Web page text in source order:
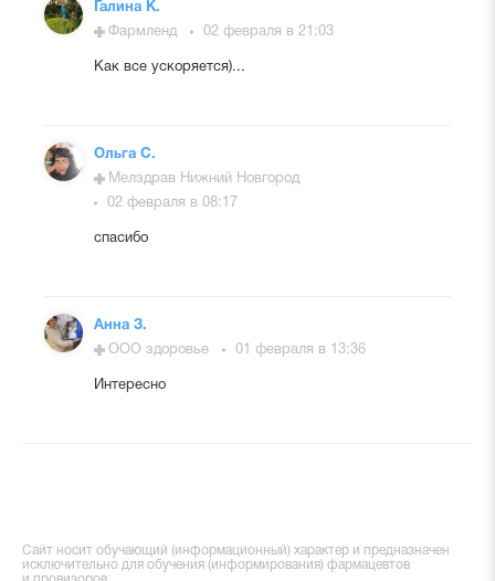
Галина К.
Фармленд
02 февраля в 21:03
Как все ускоряется)...
Ольга С.
Мелздрав Нижний Новгород
02 февраля в 08:17
спасибо
Анна З.
ООО здоровье
01 февраля в 13:36
Интересно
Сайт носит обучающий (информационный) характер и предназначен
исключительно для обучения (информирования) фармацевтов